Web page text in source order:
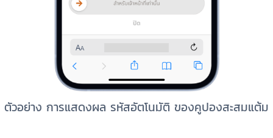
ตัวอย่าง การแสดงผล รหัสอัตโนมัติ ของคูปองสะสมแต้ม